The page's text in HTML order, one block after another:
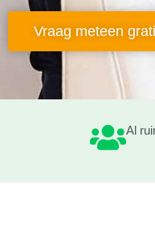
Vraag meteen
Al